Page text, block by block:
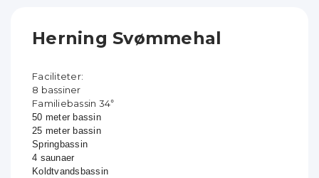
Herning Svømmehal
Faciliteter:
8 bassiner
Familiebassin 34°
50 meter bassin
25 meter bassin
Springbassin
4 saunaer
Koldtvandsbassin